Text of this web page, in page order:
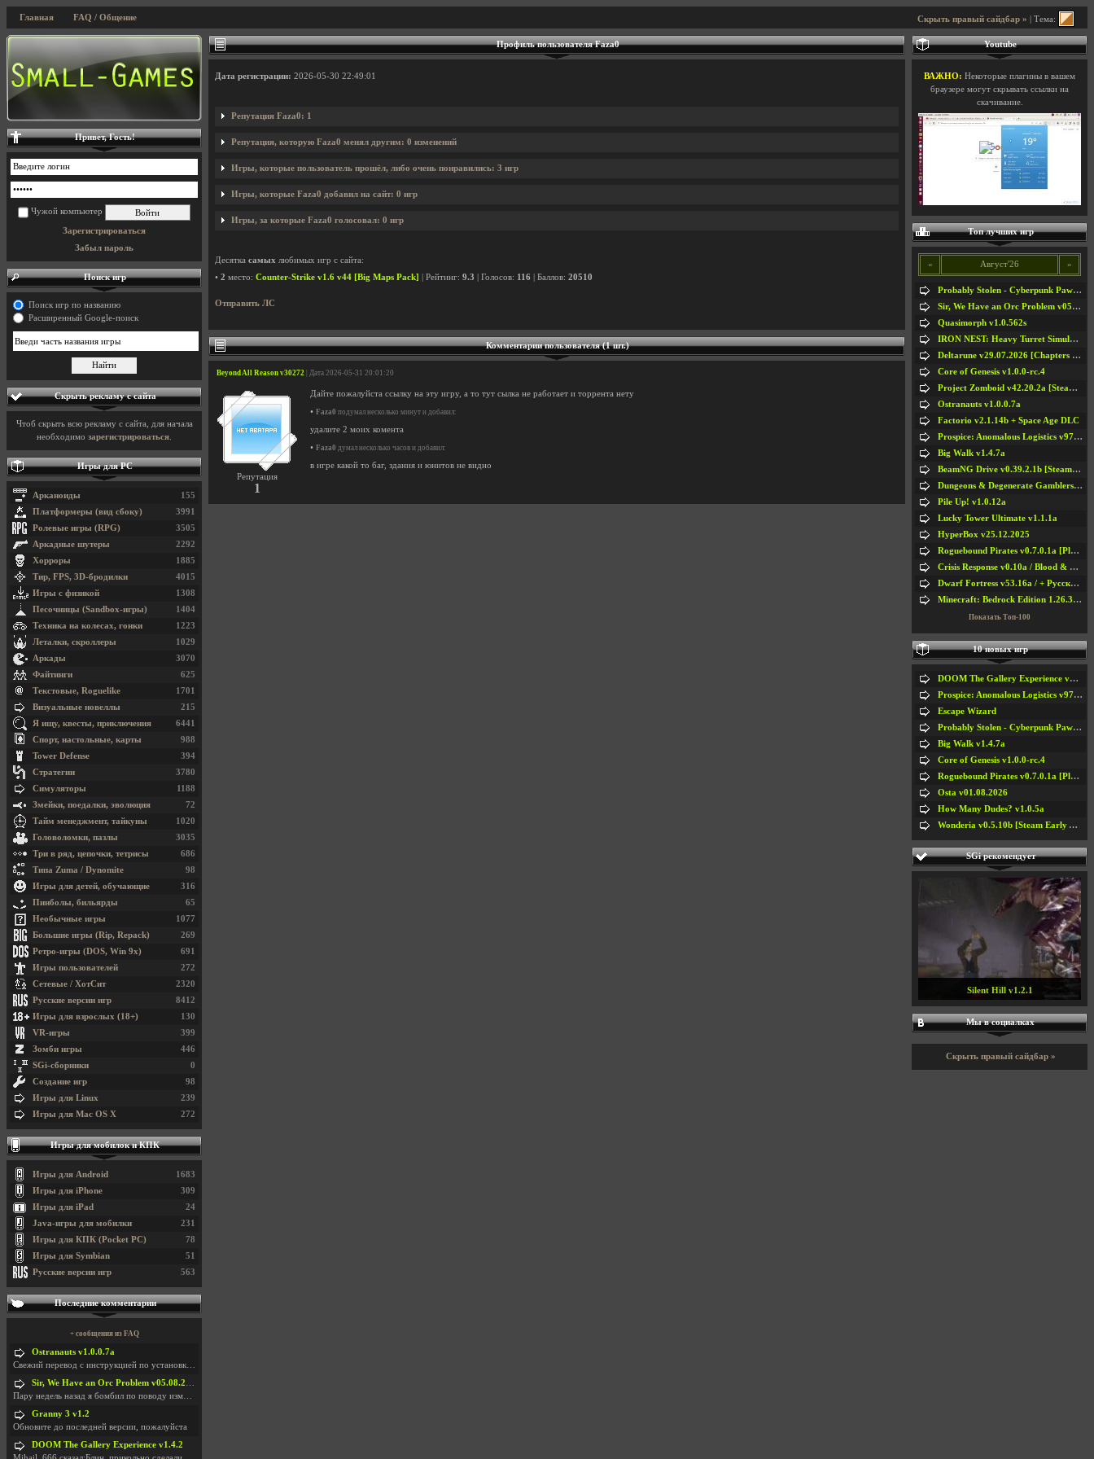
Скрыть правый сайдбар » | Тема:
Главная FAQ / Общение
Профиль пользователя Faza0
Дата регистрации: 2026-05-30 22:49:01
Репутация Faza0: 1
Репутация, которую Faza0 менял другим: 0 изменений
Игры, которые пользователь прошёл, либо очень понравились: 3 игр
Игры, которые Faza0 добавил на сайт: 0 игр
Игры, за которые Faza0 голосовал: 0 игр
Десятка самых любимых игр с сайта:
• 2 место: Counter-Strike v1.6 v44 [Big Maps Pack] | Рейтинг: 9.3 | Голосов: 116 | Баллов: 20510
Отправить ЛС
Комментарии пользователя (1 шт.)
Beyond All Reason v30272 | Дата 2026-05-31 20:01:20
Репутация
1
Дайте пожалуйста ссылку на эту игру, а то тут сылка не работает и торрента нету
• Faza0 подумал несколько минут и добавил:
удалите 2 моих комента
• Faza0 думал несколько часов и добавил:
в игре какой то баг, здания и юнитов не видно
Привет, Гость!
Чужой компьютер
Зарегистрироваться
Забыл пароль
Поиск игр
Поиск игр по названию
Расширенный Google-поиск
Скрыть рекламу с сайта
Чтоб скрыть всю рекламу с сайта, для начала
необходимо зарегистрироваться
Игры для PC
155
Арканоиды
3991
Платформеры (вид сбоку)
3505
Ролевые игры (RPG)
2292
Аркадные шутеры
1885
Хорроры
4015
Тир, FPS, 3D-бродилки
1308
Игры с физикой
1404
Песочницы (Sandbox-игры)
1223
Техника на колесах, гонки
1029
Леталки, скроллеры
3070
Аркады
625
Файтинги
1701
Текстовые, Roguelike
215
Визуальные новеллы
6441
Я ищу, квесты, приключения
988
Спорт, настольные, карты
394
Tower Defense
3780
Стратегии
1188
Симуляторы
72
Змейки, поедалки, эволюция
1020
Тайм менеджмент, тайкуны
3035
Головоломки, пазлы
686
Три в ряд, цепочки, тетрисы
98
Типа Zuma / Dynomite
316
Игры для детей, обучающие
65
Пинболы, бильярды
1077
Необычные игры
269
Большие игры (Rip, Repack)
691
Ретро-игры (DOS, Win 9x)
272
Игры пользователей
2320
Сетевые / ХотСит
8412
Русские версии игр
130
Игры для взрослых (18+)
399
VR-игры
446
Зомби игры
0
SGi-сборники
98
Создание игр
239
Игры для Linux
272
Игры для Mac OS X
Игры для мобилок и КПК
1683
Игры для Android
309
Игры для iPhone
24
Игры для iPad
231
Java-игры для мобилки
78
Игры для КПК (Pocket PC)
51
Игры для Symbian
563
Русские версии игр
Последние комментарии
+ сообщения из FAQ
Ostranauts v1.0.0.7a
Свежий перевод с инструкцией по установкеhttps://g
Sir, We Have an Orc Problem v05.08.2026
Пару недель назад я бомбил по поводу изменения мин
Granny 3 v1.2
Обновите до последней версии, пожалуйста
DOOM The Gallery Experience v1.4.2
Youtube
ВАЖНО: Некоторые плагины в вашем
браузере могут скрывать ссылки на
скачивание.
Топ лучших игр
« Август'26 »
Probably Stolen - Cyberpunk Pawnshop Simulator v048c [Playtest]
Sir, We Have an Orc Problem v05.08.2026
Quasimorph v1.0.562s
IRON NEST: Heavy Turret Simulator v1.0a
Deltarune v29.07.2026 [Chapters 1-5] / + RUS [Chapters 1-5]
Core of Genesis v1.0.0-rc.4
Project Zomboid v42.20.2a [Steam Early Access]
Ostranauts v1.0.0.7a
Factorio v2.1.14b + Space Age DLC
Prospice: Anomalous Logistics v97 [Playtest]
Big Walk v1.4.7a
BeamNG Drive v0.39.2.1b [Steam Early Access]
Dungeons & Degenerate Gamblers v2.0.2a
Pile Up! v1.0.12a
Lucky Tower Ultimate v1.1.1a
HyperBox v25.12.2025
Roguebound Pirates v0.7.0.1a [Playtest]
Crisis Response v0.10a / Blood & Bullet
Dwarf Fortress v53.16a / + Русская Версия v50.12a
Minecraft: Bedrock Edition 1.26.33.1a / + TLauncher v2.89
Показать Топ-100
10 новых игр
DOOM The Gallery Experience v1.4.2
Prospice: Anomalous Logistics v97 [Playtest]
Escape Wizard
Probably Stolen - Cyberpunk Pawnshop Simulator v048c [Playtest]
Big Walk v1.4.7a
Core of Genesis v1.0.0-rc.4
Roguebound Pirates v0.7.0.1a [Playtest]
Osta v01.08.2026
How Many Dudes? v1.0.5a
Wonderia v0.5.10b [Steam Early Access]
SGi рекомендует
Silent Hill v1.2.1
Мы в социалках
Скрыть правый сайдбар »